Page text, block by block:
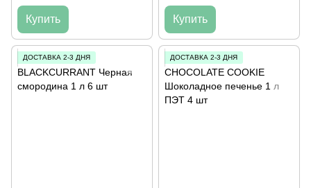
Купить Купить
ДОСТАВКА 2-3 ДНЯ ДОСТАВКА 2-3 ДНЯ